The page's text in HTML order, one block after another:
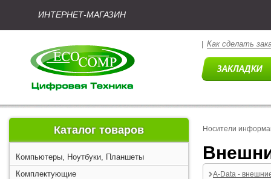
ИНТЕРНЕТ-МАГАЗИН
Как сделать
Каталог товаров
Компьютеры, Ноутбуки, Планшеты
Комплектующие
Носители
A-Data -